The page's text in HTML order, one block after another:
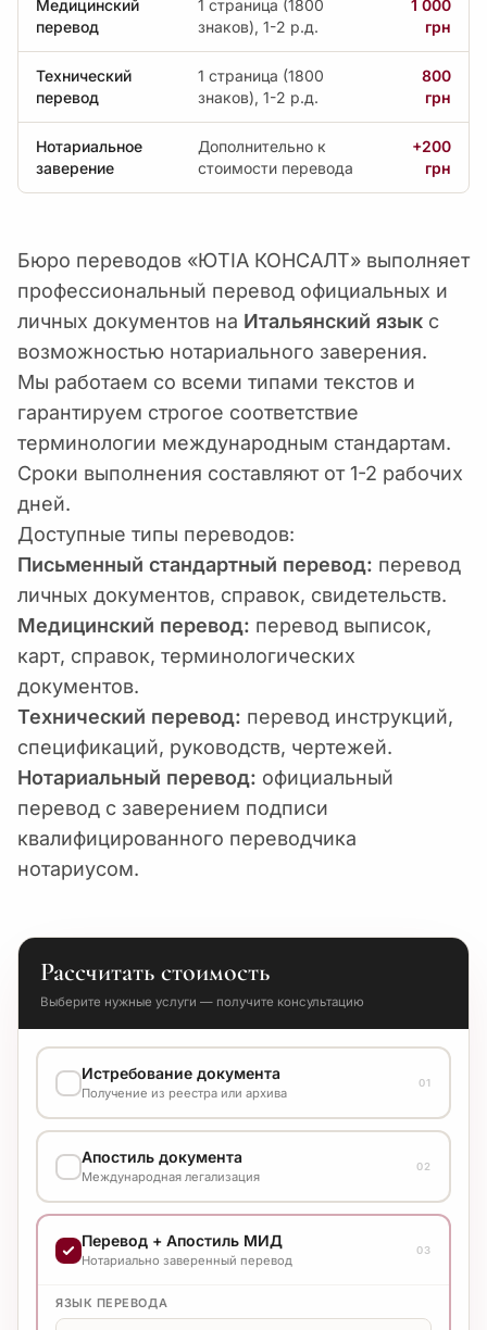
Медицинский
перевод
1 страница (1800
знаков), 1-2 р.д.
1 000
грн
Технический
перевод
1 страница (1800
знаков), 1-2 р.д.
800
грн
Нотариальное
заверение
Дополнительно к
стоимости перевода
+200
грн
Бюро переводов «ЮТІА КОНСАЛТ» выполняет
профессиональный перевод официальных и
личных документов на Итальянский язык с
возможностью нотариального заверения.
Мы работаем со всеми типами текстов и
гарантируем строгое соответствие
терминологии международным стандартам.
Сроки выполнения составляют от 1-2 рабочих
дней.
Доступные типы переводов:
Письменный стандартный перевод: перевод
личных документов, справок, свидетельств.
Медицинский перевод: перевод выписок,
карт, справок, терминологических
документов.
Технический перевод: перевод инструкций,
спецификаций, руководств, чертежей.
Нотариальный перевод: официальный
перевод с заверением подписи
квалифицированного переводчика
нотариусом.
Рассчитать стоимость
Выберите нужные услуги — получите консультацию
Истребование документа
Получение из реестра или архива
01
ВАРИАНТ ВЫПОЛНЕНИЯ
Уточняйте стоимость у менеджера
Апостиль документа
Международная легализация
02
ВАРИАНТ ВЫПОЛНЕНИЯ
Уточняйте стоимость у менеджера
Перевод + Апостиль МИД
Нотариально заверенный перевод
03
ЯЗЫК ПЕРЕВОДА